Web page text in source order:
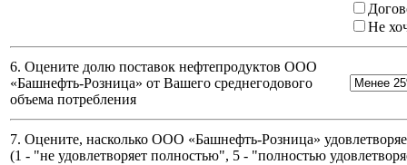
Не
6. Оцените долю поставок нефтепродуктов ООО
«Башнефть-Розница» от Вашего среднегодового
объема потребления
7. Оцените, насколько ООО «Башнефть-Розница»
(1 - "не удовлетворяет полностью", 5 - "полностью